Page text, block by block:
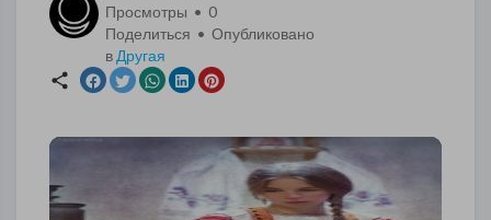
Просмотры • 0
Поделиться • Опубликовано
в Другая